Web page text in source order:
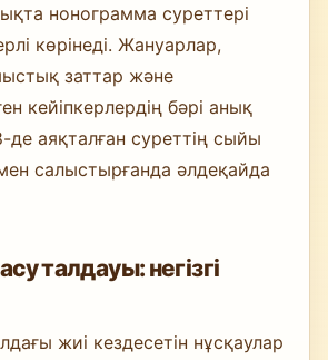
нонограмма суреттері
көрінеді. Жануарлар,
заттар және
кейіпкерлердің бәрі анық
аяқталған суреттің сыйы
салыстырғанда әлдеқайда
талдауы: негізгі
жиі кездесетін нұсқаулар